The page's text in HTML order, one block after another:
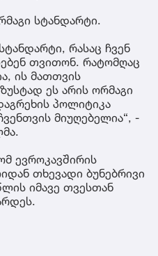
სტანდარტი.
რასაც ჩვენ
თვითონ. რატომღაც
ის მათთვის
ეს არის ორმაგი
პოლიტიკა
მიუღებელია“, -
ევროკავშირის
თხევადი ბუნებრივი
იმავე თვესთან